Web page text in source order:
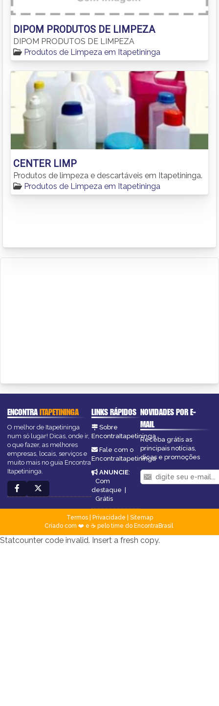
DIPOM PRODUTOS DE LIMPEZA
DIPOM PRODUTOS DE LIMPEZA
Produtos de Limpeza em Itapetininga
CENTER LIMP
Produtos de limpeza e descartáveis em Itapetininga.
Produtos de Limpeza em Itapetininga
ENCONTRAITAPETININGA
O melhor de Itapetininga
num só lugar! Dicas, onde ir,
o que fazer, as melhores
empresas, locais, serviços e
muito mais no guia Encontra
Itapetininga.
LINKS RÁPIDOS
Sobre
EncontraItapetininga
Fale com o
EncontraItapetininga
ANUNCIE:
Com
destaque |
Grátis
NOVIDADES POR E-
MAIL
Receba grátis as
principais notícias,
dicas e promoções
Termos| Privacidade
Sitemap
Criado com ❤️ e ☕ pelo time do EncontraBrasil
Statcounter code invalid. Insert a fresh copy.